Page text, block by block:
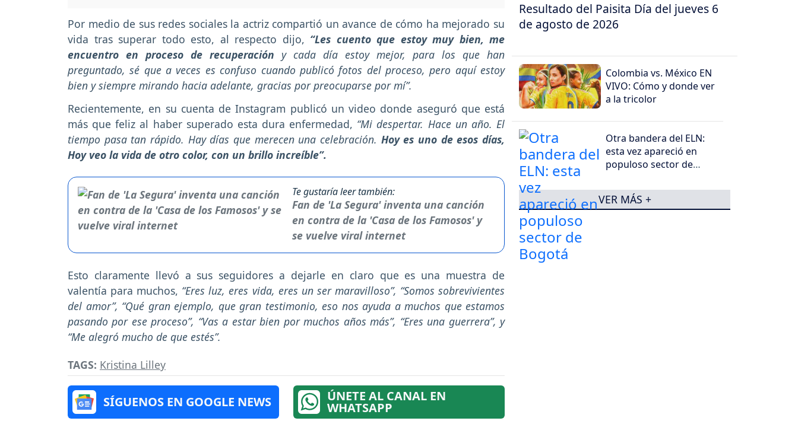
Por medio de sus redes sociales la actriz compartió un avance de cómo ha mejorado su
vida tras superar todo esto, al respecto dijo, “Les cuento que estoy muy bien, me
encuentro en proceso de recuperación y cada día estoy mejor, para los que han
preguntado, sé que a veces es confuso cuando publicó fotos del proceso, pero aquí estoy
bien y siempre mirando hacia adelante, gracias por preocuparse por mí”.
Recientemente, en su cuenta de Instagram publicó un video donde aseguró que está
más que feliz al haber superado esta dura enfermedad, “Mi despertar. Hace un año. El
tiempo pasa tan rápido. Hay días que merecen una celebración. Hoy es uno de esos días,
Hoy veo la vida de otro color, con un brillo increíble”.
Te gustaría leer también:
Fan de 'La Segura' inventa una canción
en contra de la 'Casa de los Famosos' y
se vuelve viral internet
Esto claramente llevó a sus seguidores a dejarle en claro que es una muestra de
valentía para muchos, “Eres luz, eres vida, eres un ser maravilloso”, “Somos sobrevivientes
del amor”, “Qué gran ejemplo, que gran testimonio, eso nos ayuda a muchos que estamos
pasando por ese proceso”, “Vas a estar bien por muchos años más”, “Eres una guerrera”, y
“Me alegró mucho de que estés”.
TAGS: Kristina Lilley
SÍGUENOS EN GOOGLE NEWS ÚNETE AL CANAL EN
WHATSAPP
Resultado del Paisita Día del jueves 6
de agosto de 2026
Colombia vs. México EN
VIVO: Cómo y donde ver
a la tricolor
Otra bandera del ELN:
esta vez apareció en
populoso sector de
VER MÁS +